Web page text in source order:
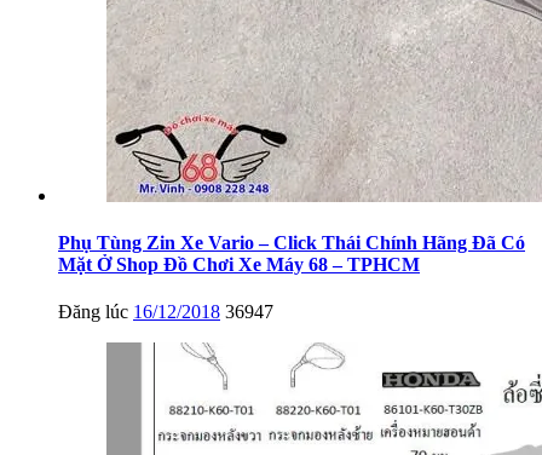
Phụ Tùng Zin Xe Vario – Click Thái Chính Hãng Đã Có
Mặt Ở Shop Đồ Chơi Xe Máy 68 – TPHCM
Đăng lúc 16/12/2018 36947